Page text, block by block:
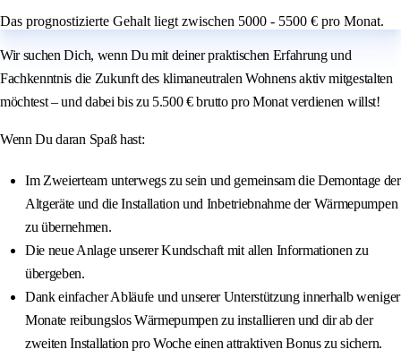
Das prognostizierte Gehalt liegt zwischen 5000 - 5500 € pro Monat.
Wir suchen Dich, wenn Du mit deiner praktischen Erfahrung und
Fachkenntnis die Zukunft des klimaneutralen Wohnens aktiv mitgestalten
möchtest – und dabei bis zu 5.500 € brutto pro Monat verdienen willst!
Wenn Du daran Spaß hast:
Im Zweierteam unterwegs zu sein und gemeinsam die Demontage der
Altgeräte und die Installation und Inbetriebnahme der Wärmepumpen
zu übernehmen.
Die neue Anlage unserer Kundschaft mit allen Informationen zu
übergeben.
Dank einfacher Abläufe und unserer Unterstützung innerhalb weniger
Monate reibungslos Wärmepumpen zu installieren und dir ab der
zweiten Installation pro Woche einen attraktiven Bonus zu sichern.